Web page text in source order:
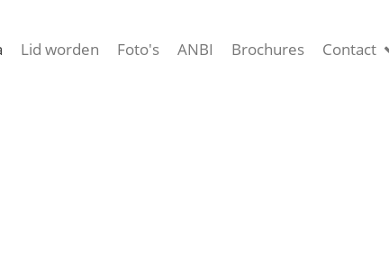
Lid worden Foto's ANBI Brochures Contact